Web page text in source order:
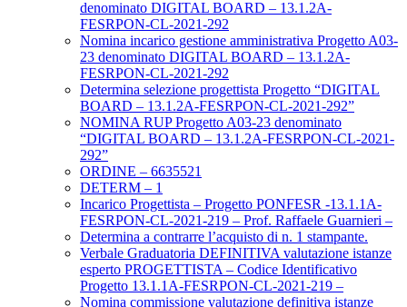
denominato DIGITAL BOARD – 13.1.2A-
FESRPON-CL-2021-292
Nomina incarico gestione amministrativa Progetto A03-
23 denominato DIGITAL BOARD – 13.1.2A-
FESRPON-CL-2021-292
Determina selezione progettista Progetto “DIGITAL
BOARD – 13.1.2A-FESRPON-CL-2021-292”
NOMINA RUP Progetto A03-23 denominato
“DIGITAL BOARD – 13.1.2A-FESRPON-CL-2021-
292”
ORDINE – 6635521
DETERM – 1
Incarico Progettista – Progetto PONFESR -13.1.1A-
FESRPON-CL-2021-219 – Prof. Raffaele Guarnieri –
Determina a contrarre l’acquisto di n. 1 stampante.
Verbale Graduatoria DEFINITIVA valutazione istanze
esperto PROGETTISTA – Codice Identificativo
Progetto 13.1.1A-FESRPON-CL-2021-219 –
Nomina commissione valutazione definitiva istanze